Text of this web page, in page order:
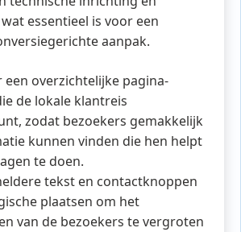
essentieel is voor een
aanpak.
een overzichtelijke pagina-
de lokale klantreis
zodat bezoekers gemakkelijk
kunnen vinden die hen helpt
te doen.
tekst en contactknoppen
plaatsen om het
van de bezoekers te vergroten